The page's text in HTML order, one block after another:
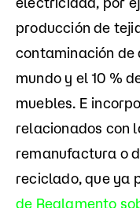
producción de
contaminación de
mundo y el 10 %
muebles. E
relacionados con
remanufactura o
reciclado, que ya
de Reglamento